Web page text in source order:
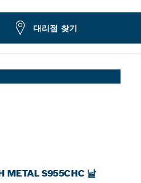
S955CHC 날
METAL S955CHC 날
대리점 찾기